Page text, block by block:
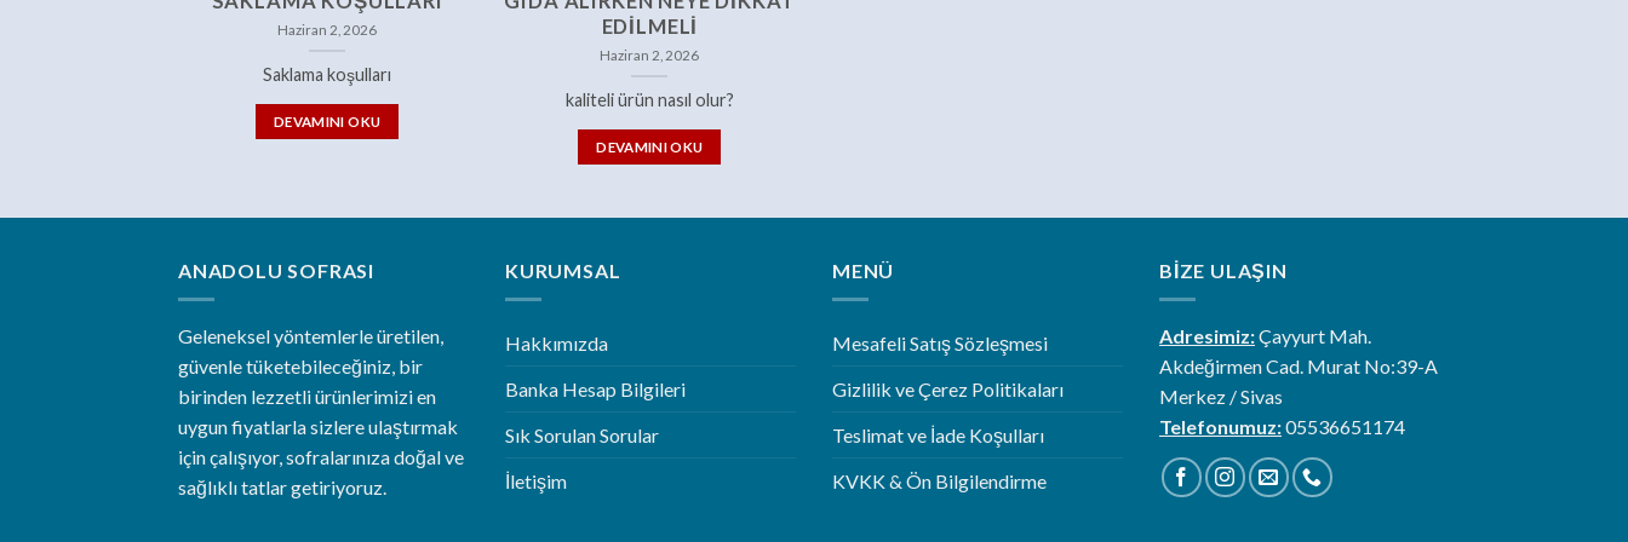
Haziran 2, 2026
Saklama koşulları
DEVAMINI OKU
EDILMELI
Haziran 2, 2026
kaliteli ürün nasıl olur?
DEVAMINI OKU
ANADOLU SOFRASI
Geleneksel yöntemlerle üretilen,
güvenle tüketebileceğiniz, bir
birinden lezzetli ürünlerimizi en
uygun fiyatlarla sizlere ulaştırmak
için çalışıyor, sofralarınıza doğal ve
sağlıklı tatlar getiriyoruz.
KURUMSAL
Hakkımızda
Banka Hesap Bilgileri
Sık Sorulan Sorular
İletişim
MENÜ
Mesafeli Satış Sözleşmesi
Gizlilik ve Çerez Politikaları
Teslimat ve İade Koşulları
KVKK & Ön Bilgilendirme
BIZE ULAŞIN
Adresimiz:Çayyurt Mah.
Akdeğirmen Cad. Murat No:39-A
Merkez / Sivas
Telefonumuz:05536651174